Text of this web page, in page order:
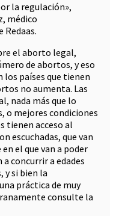
la regulación»,
médico
el aborto legal,
de abortos, y eso
los países que tienen
no aumenta. Las
nada más que lo
o mejores condiciones
tienen acceso al
escuchadas, que van
el que van a poder
concurrir a edades
y si bien la
práctica de muy
consulte la